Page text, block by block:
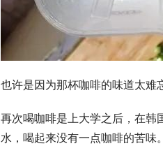
也许是因为那杯咖啡的味道太难
再次喝咖啡是上大学之后，在韩
水，喝起来没有一点咖啡的苦味